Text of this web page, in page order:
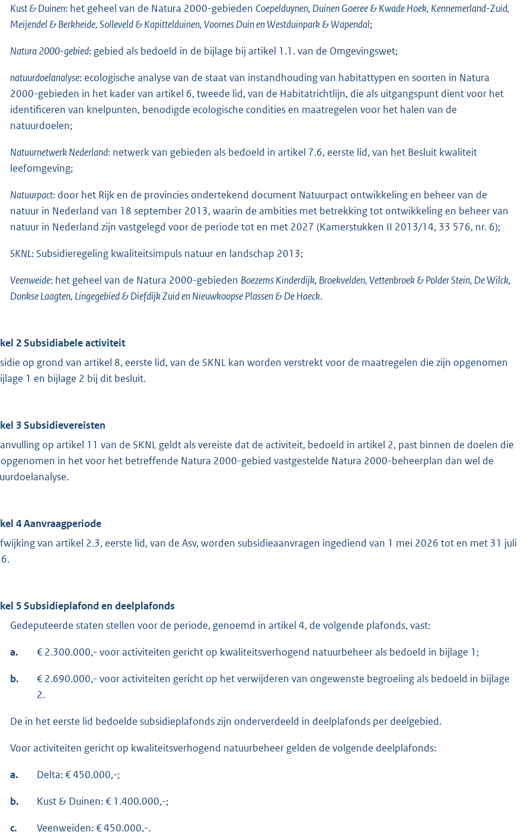
Kust & Duinen: het geheel van de Natura 2000-gebieden Coepelduynen, Duinen Goeree & Kwade Hoek, Kennemerland-Zuid,
Meijendel & Berkheide, Solleveld & Kapittelduinen, Voornes Duin en Westduinpark & Wapendal;
Natura 2000-gebied: gebied als bedoeld in de bijlage bij artikel 1.1. van de Omgevingswet;
natuurdoelanalyse: ecologische analyse van de staat van instandhouding van habitattypen en soorten in Natura
2000-gebieden in het kader van artikel 6, tweede lid, van de Habitatrichtlijn, die als uitgangspunt dient voor het
identificeren van knelpunten, benodigde ecologische condities en maatregelen voor het halen van de
natuurdoelen;
Natuurnetwerk Nederland: netwerk van gebieden als bedoeld in artikel 7.6, eerste lid, van het Besluit kwaliteit
leefomgeving;
Natuurpact: door het Rijk en de provincies ondertekend document Natuurpact ontwikkeling en beheer van de
natuur in Nederland van 18 september 2013, waarin de ambities met betrekking tot ontwikkeling en beheer van
natuur in Nederland zijn vastgelegd voor de periode tot en met 2027 (Kamerstukken II 2013/14, 33 576, nr. 6);
SKNL: Subsidieregeling kwaliteitsimpuls natuur en landschap 2013;
Veenweide: het geheel van de Natura 2000-gebieden Boezems Kinderdijk, Broekvelden, Vettenbroek & Polder Stein, De Wilck,
Donkse Laagten, Lingegebied & Diefdijk Zuid en Nieuwkoopse Plassen & De Haeck.
2 Subsidiabele activiteit
op grond van artikel 8, eerste lid, van de SKNL kan worden verstrekt voor de maatregelen die zijn opgenomen
1 en bijlage 2 bij dit besluit.
3 Subsidievereisten
op artikel 11 van de SKNL geldt als vereiste dat de activiteit, bedoeld in artikel 2, past binnen de doelen die
in het voor het betreffende Natura 2000-gebied vastgestelde Natura 2000-beheerplan dan wel de
4 Aanvraagperiode
van artikel 2.3, eerste lid, van de Asv, worden subsidieaanvragen ingediend van 1 mei 2026 tot en met 31 juli
5 Subsidieplafond en deelplafonds
Gedeputeerde staten stellen voor de periode, genoemd in artikel 4, de volgende plafonds, vast:
a. € 2.300.000,- voor activiteiten gericht op kwaliteitsverhogend natuurbeheer als bedoeld in bijlage 1;
b.
€ 2.690.000,- voor activiteiten gericht op het verwijderen van ongewenste begroeiing als bedoeld in bijlage
2.
De in het eerste lid bedoelde subsidieplafonds zijn onderverdeeld in deelplafonds per deelgebied.
Voor activiteiten gericht op kwaliteitsverhogend natuurbeheer gelden de volgende deelplafonds:
a. Delta: € 450.000,-;
b. Kust & Duinen: € 1.400.000,-;
c. Veenweiden: € 450.000,-.